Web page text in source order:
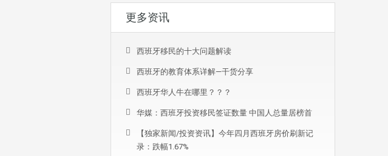
更多资讯
西班牙移民的十大问题解读
西班牙的教育体系详解—干货分享
西班牙华人牛在哪里？？？
华媒：西班牙投资移民签证数量 中国人总量居榜首
【独家新闻/投资资讯】今年四月西班牙房价刷新记
录：跌幅1.67%